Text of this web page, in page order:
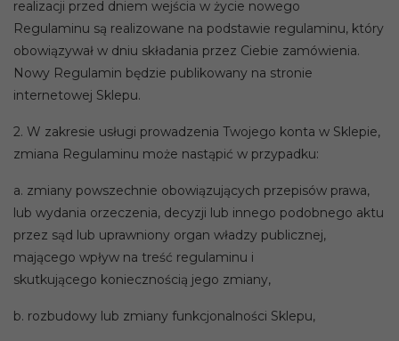
realizacji przed dniem wejścia w życie nowego
Regulaminu są realizowane na podstawie regulaminu, który
obowiązywał w dniu składania przez Ciebie zamówienia.
Nowy Regulamin będzie publikowany na stronie
internetowej Sklepu.
2. W zakresie usługi prowadzenia Twojego konta w Sklepie,
zmiana Regulaminu może nastąpić w przypadku:
a. zmiany powszechnie obowiązujących przepisów prawa,
lub wydania orzeczenia, decyzji lub innego podobnego aktu
przez sąd lub uprawniony organ władzy publicznej,
mającego wpływ na treść regulaminu i
skutkującego koniecznością jego zmiany,
b. rozbudowy lub zmiany funkcjonalności Sklepu,